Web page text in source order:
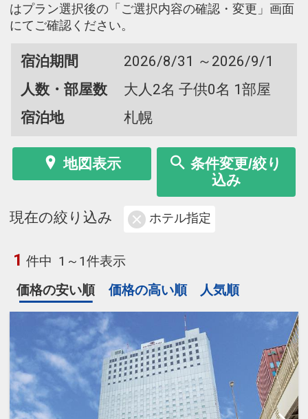
はプラン選択後の「ご選択内容の確認・変更」画面
にてご確認ください。
宿泊期間
2026/8/31 ～2026/9/1
人数・部屋数
大人2名 子供0名 1部屋
宿泊地
札幌
地図表示
条件変更/絞り
込み
現在の絞り込み ホテル指定
1 件中 1～1件表示
価格の安い順
価格の高い順 人気順